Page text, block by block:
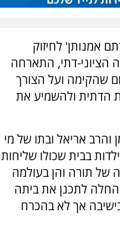
אמנותן' לחיזוק
הציוני-דתי, התארחה
הפורום שהקימה ועל הצורך
הדתית ולהשמיע את
והרב אריאל ובתו של מי
בבית שכולו שליחות
של תורה והן בעולמה
לתכנן את ביתה
אך לא בהכרח